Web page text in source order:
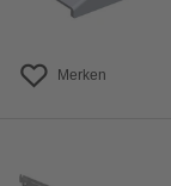
Merken